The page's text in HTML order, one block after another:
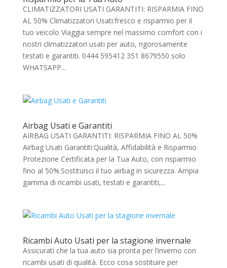
CLIMATIZZATORI USATI GARANTITI: RISPARMIA FINO
AL 50% Climatizzatori Usati:fresco e risparmio per il
tuo veicolo Viaggia sempre nel massimo comfort con i
nostri climatizzatori usati per auto, rigorosamente
testati e garantiti. 0444 595412 351 8679550 solo
WHATSAPP...
Airbag Usati e Garantiti
AIRBAG USATI GARANTITI: RISPARMIA FINO AL 50%
Airbag Usati Garantiti:Qualità, Affidabilità e Risparmio
Protezione Certificata per la Tua Auto, con risparmio
fino al 50%.Sostituisci il tuo airbag in sicurezza. Ampia
gamma di ricambi usati, testati e garantiti,...
Ricambi Auto Usati per la stagione invernale
Assicurati che la tua auto sia pronta per l’inverno con
ricambi usati di qualità. Ecco cosa sostituire per